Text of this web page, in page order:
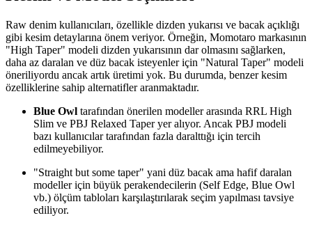
Raw denim kullanıcıları, özellikle dizden yukarısı ve bacak açıklığı
gibi kesim detaylarına önem veriyor. Örneğin, Momotaro markasının
"High Taper" modeli dizden yukarısının dar olmasını sağlarken,
daha az daralan ve düz bacak isteyenler için "Natural Taper" modeli
öneriliyordu ancak artık üretimi yok. Bu durumda, benzer kesim
özelliklerine sahip alternatifler aranmaktadır.
Blue Owl tarafından önerilen modeller arasında RRL High
Slim ve PBJ Relaxed Taper yer alıyor. Ancak PBJ modeli
bazı kullanıcılar tarafından fazla daralttığı için tercih
edilmeyebiliyor.
"Straight but some taper" yani düz bacak ama hafif daralan
modeller için büyük perakendecilerin (Self Edge, Blue Owl
vb.) ölçüm tabloları karşılaştırılarak seçim yapılması tavsiye
ediliyor.